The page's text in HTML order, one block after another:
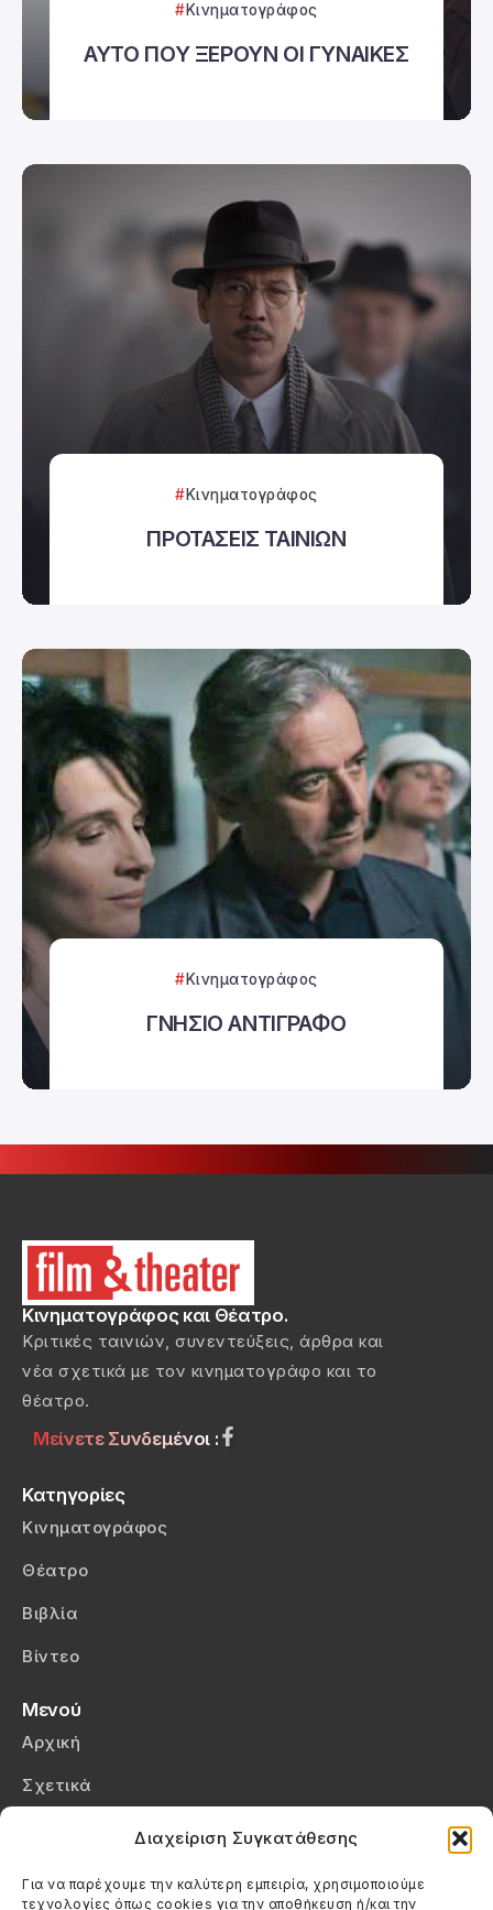
Διαχείριση Συγκατάθεσης
Για να παρέχουμε την καλύτερη εμπειρία, χρησιμοποιούμε
τεχνολογίες όπως cookies για την αποθήκευση ή/και την
Κινηματογράφος
ΑΥΤΟ ΠΟΥ ΞΕΡΟΥΝ ΟΙ ΓΥΝΑΙΚΕΣ
Κινηματογράφος
ΠΡΟΤΑΣΕΙΣ ΤΑΙΝΙΩΝ
Κινηματογράφος
ΓΝΗΣΙΟ ΑΝΤΙΓΡΑΦΟ
Κινηματογράφος και Θέατρο.
Κριτικές ταινιών, συνεντεύξεις, άρθρα και
νέα σχετικά με τον κινηματογράφο και το
θέατρο.
Μείνετε Συνδεμένοι :
Κατηγορίες
Κινηματογράφος
Θέατρο
Βιβλία
Βίντεο
Μενού
Αρχική
Σχετικά